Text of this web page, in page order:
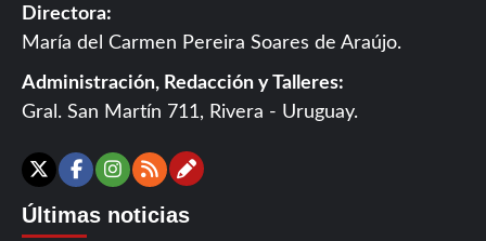
Directora:
María del Carmen Pereira Soares de Araújo.
Administración, Redacción y Talleres:
Gral. San Martín 711, Rivera - Uruguay.
X Facebook
Instagram
RSSContáctanos
Últimas noticias